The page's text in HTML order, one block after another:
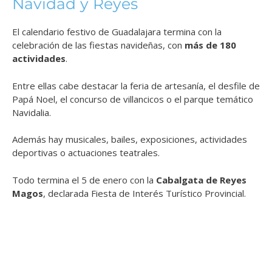
Navidad y Reyes
El calendario festivo de Guadalajara termina con la
celebración de las fiestas navideñas, con más de 180
actividades.
Entre ellas cabe destacar la feria de artesanía, el desfile de
Papá Noel, el concurso de villancicos o el parque temático
Navidalia.
Además hay musicales, bailes, exposiciones, actividades
deportivas o actuaciones teatrales.
Todo termina el 5 de enero con la Cabalgata de Reyes
Magos, declarada Fiesta de Interés Turístico Provincial.